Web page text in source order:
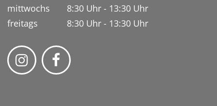
mittwochs 8:30 Uhr - 13:30 Uhr
freitags 8:30 Uhr - 13:30 Uhr